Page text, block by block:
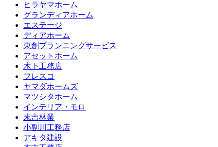
ヒラヤマホーム
グランディアホーム
エステージ
ディアホーム
東創プランニングサービス
アセットホーム
木下工務店
フレスコ
ヤマダホームズ
マツシタホーム
インテリア・モロ
末吉林業
小副川工務店
アキタ建設